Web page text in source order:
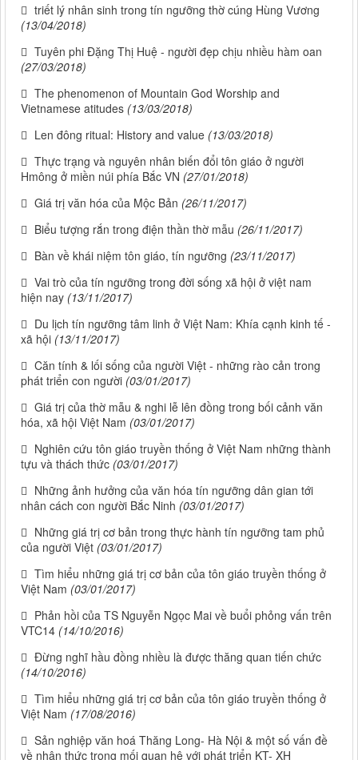
triết lý nhân sinh trong tín ngưỡng thờ cúng Hùng Vương
(13/04/2018)
Tuyên phi Đặng Thị Huệ - người đẹp chịu nhiều hàm oan
(27/03/2018)
The phenomenon of Mountain God Worship and
Vietnamese atitudes (13/03/2018)
Len đông ritual: History and value (13/03/2018)
Thực trạng và nguyên nhân biến đổi tôn giáo ở người
Hmông ở miền núi phía Bắc VN (27/01/2018)
Giá trị văn hóa của Mộc Bản (26/11/2017)
Biểu tượng rắn trong điện thần thờ mẫu (26/11/2017)
Bàn về khái niệm tôn giáo, tín ngưỡng (23/11/2017)
Vai trò của tín ngưỡng trong đời sống xã hội ở việt nam
hiện nay (13/11/2017)
Du lịch tín ngưỡng tâm linh ở Việt Nam: Khía cạnh kinh tế -
xã hội (13/11/2017)
Căn tính & lối sống của người Việt - những rào cản trong
phát triển con người (03/01/2017)
Giá trị của thờ mẫu & nghi lễ lên đồng trong bối cảnh văn
hóa, xã hội Việt Nam (03/01/2017)
Nghiên cứu tôn giáo truyền thống ở Việt Nam những thành
tựu và thách thức (03/01/2017)
Những ảnh hưởng của văn hóa tín ngưỡng dân gian tới
nhân cách con người Bắc Ninh (03/01/2017)
Những giá trị cơ bản trong thực hành tín ngưỡng tam phủ
của người Việt (03/01/2017)
Tìm hiểu những giá trị cơ bản của tôn giáo truyền thống ở
Việt Nam (03/01/2017)
Phản hồi của TS Nguyễn Ngọc Mai về buổi phỏng vấn trên
VTC14 (14/10/2016)
Đừng nghĩ hầu đồng nhiều là được thăng quan tiến chức
(14/10/2016)
Tìm hiểu những giá trị cơ bản của tôn giáo truyền thống ở
Việt Nam (17/08/2016)
Sản nghiệp văn hoá Thăng Long- Hà Nội & một số vấn đề
về nhận thức trong mối quan hệ với phát triển KT- XH